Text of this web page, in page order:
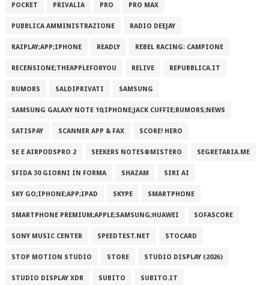
POCKET PRIVALIA PRO PRO MAX
PUBBLICA AMMINISTRAZIONE RADIO DEEJAY
RAIPLAY;APP;IPHONE READLY REBEL RACING: CAMPIONE
RECENSIONE;THEAPPLEFORYOU RELIVE REPUBBLICA.IT
RUMORS SALDIPRIVATI SAMSUNG
SAMSUNG GALAXY NOTE 10;IPHONE;JACK CUFFIE;RUMORS;NEWS
SATISPAY SCANNER APP & FAX SCORE! HERO
SE E AIRPODSPRO 2 SEEKERS NOTES®MISTERO SEGRETARIA.ME
SFIDA 30 GIORNI IN FORMA SHAZAM SIRI AI
SKY GO;IPHONE;APP;IPAD SKYPE SMARTPHONE
SMARTPHONE PREMIUM;APPLE;SAMSUNG;HUAWEI SOFASCORE
SONY MUSIC CENTER SPEEDTEST.NET STOCARD
STOP MOTION STUDIO STORE STUDIO DISPLAY (2026)
STUDIO DISPLAY XDR SUBITO SUBITO.IT